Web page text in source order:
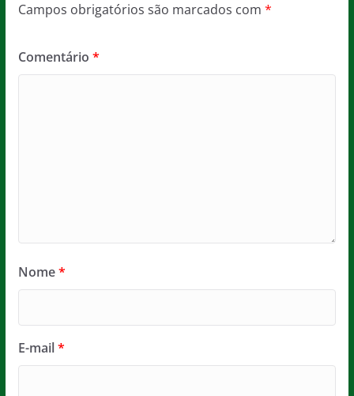
Campos obrigatórios são marcados com *
Comentário *
Nome*
E-mail*